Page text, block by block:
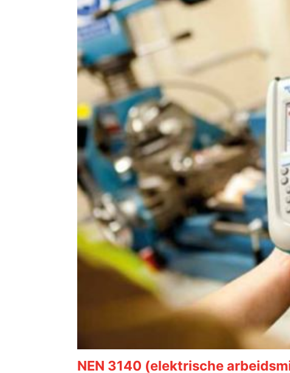
NEN 3140 (elektrische